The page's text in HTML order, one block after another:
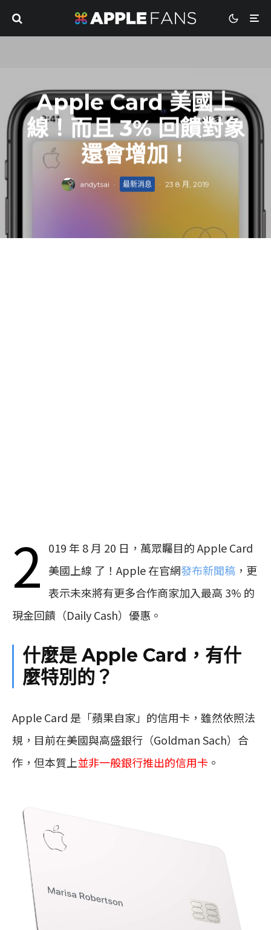
Apple Card 美國上
線！而且 3% 回饋對象
還會增加！
andytsai · 最新消息 · 23 8 月, 2019
2 019 年 8 月 20 日，萬眾矚目的 Apple Card
美國上線 了！Apple 在官網發布新聞稿 ，更
表示未來將有更多合作商家加入最高 3% 的
現金回饋（Daily Cash）優惠。
什麼是 Apple Card，有什
麼特別的？
Apple Card 是「蘋果自家」的信用卡，雖然依照法
規，目前在美國與高盛銀行（Goldman Sach）合
作，但本質上並非一般銀行推出的信用卡 。